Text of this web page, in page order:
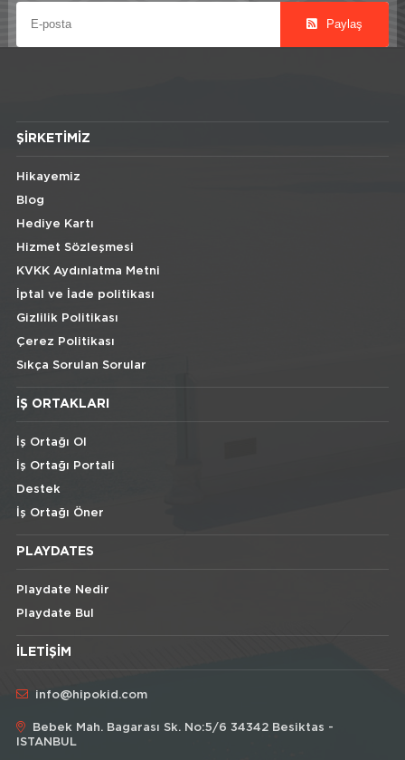
Paylaş
ŞIRKETIMIZ
Hikayemiz
Blog
Hediye Kartı
Hizmet Sözleşmesi
KVKK Aydınlatma Metni
İptal ve İade politikası
Gizlilik Politikası
Çerez Politikası
Sıkça Sorulan Sorular
İŞ ORTAKLARI
İş Ortağı Ol
İş Ortağı Portali
Destek
İş Ortağı Öner
PLAYDATES
Playdate Nedir
Playdate Bul
İLETIŞIM
info@hipokid.com
Bebek Mah. Bagarası Sk. No:5/6 34342 Besiktas -
ISTANBUL